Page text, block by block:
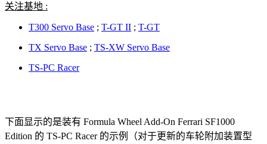
关注基地 :
T300 Servo Base ; T-GT II ; T-GT
TX Servo Base ; TS-XW Servo Base
TS-PC Racer
下面显示的是装有 Formula Wheel Add-On Ferrari SF1000
Edition 的 TS-PC Racer 的示例（对于更新的车轮附加装置型